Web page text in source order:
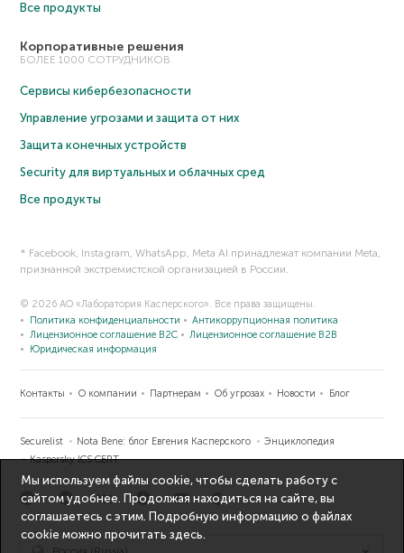
Все продукты
Корпоративные решения
БОЛЕЕ 1000 СОТРУДНИКОВ
Сервисы кибербезопасности
Управление угрозами и защита от них
Защита конечных устройств
Security для виртуальных и облачных сред
Все продукты
* Facebook, Instagram, WhatsApp, Meta AI принадлежат компании Meta,
признанной экстремистской организацией в России.
© 2026 АО «Лаборатория Касперского». Все права защищены.
Политика конфиденциальности
Антикоррупционная политика
Лицензионное соглашение B2C
Лицензионное соглашение B2B
Юридическая информация
Контакты О компании Партнерам Об угрозах Новости Блог
Securelist Nota Bene: блог Евгения Касперского
Энциклопедия
Kaspersky ICS CERT
Мы используем файлы cookie, чтобы сделать работу с
сайтом удобнее. Продолжая находиться на сайте, вы
соглашаетесь с этим. Подробную информацию о файлах
cookie можно прочитатьздесь.